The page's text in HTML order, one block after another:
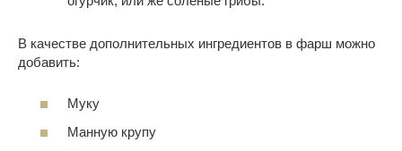
В качестве дополнительных ингредиентов в фарш можно
добавить:
Муку
Манную крупу